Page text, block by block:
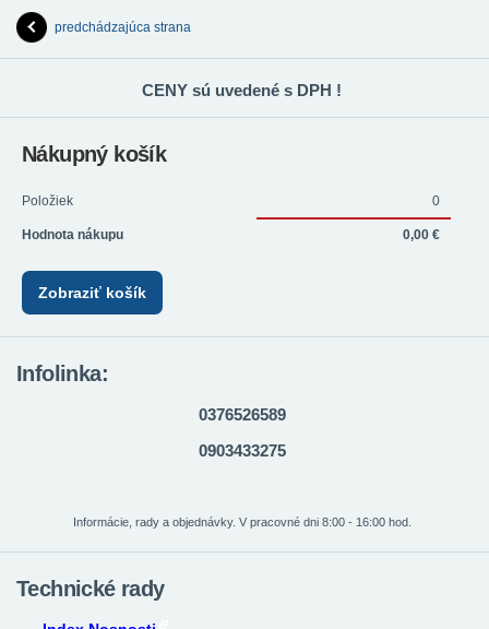
predchádzajúca strana
CENY sú uvedené s DPH !
Nákupný košík
Položiek 0
Hodnota nákupu 0,00 €
Zobraziť košík
Infolinka:
0376526589
0903433275
Informácie, rady a objednávky. V pracovné dni 8:00 - 16:00 hod.
Technické rady